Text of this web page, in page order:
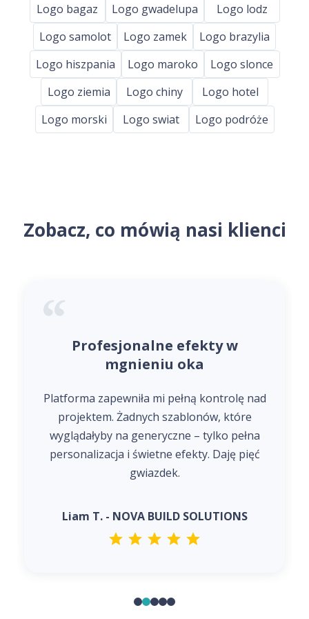
Logo bagaz
Logo gwadelupa
Logo lodz
Logo samolot
Logo zamek
Logo brazylia
Logo hiszpania
Logo maroko
Logo slonce
Logo ziemia
Logo chiny
Logo hotel
Logo morski
Logo swiat Logo podróże
Zobacz, co mówią nasi klienci
Profesjonalne efekty w
mgnieniu oka
Platforma zapewniła mi pełną kontrolę nad
projektem. Żadnych szablonów, które
wyglądałyby na generyczne – tylko pełna
personalizacja i świetne efekty. Daję pięć
gwiazdek.
Liam T. - NOVA BUILD SOLUTIONS